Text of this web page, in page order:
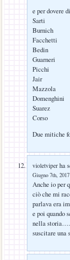
e per dovere
Sarti
Burnich
Facchetti
Bedin
Guarneri
Picchi
Jair
Mazzola
Domenghini
Suarez
Corso
Due mitiche
violetviper ha
Giugno 7th,
Anche io per
ciò che mi
parlava era
e poi quando
nella storia…..
suscitare una